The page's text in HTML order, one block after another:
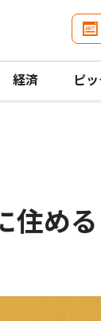
経済 ピッ
住め